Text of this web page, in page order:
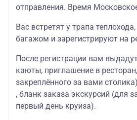
отправления. Время
Вас встретят у трапа
багажом и зарегистрируют на
После регистрации вам
каюты, приглашение в ресторан
закреплённого за вами
, бланк заказа экскурсий (для
первый день круиза).